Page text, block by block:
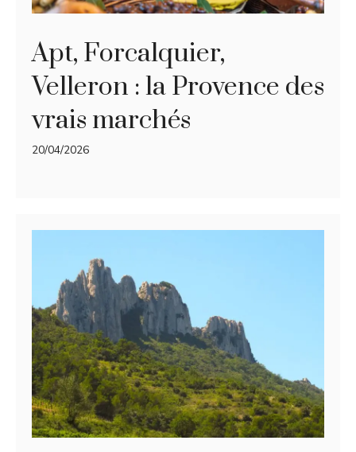
Apt, Forcalquier,
Velleron : la Provence des
vrais marchés
20/04/2026